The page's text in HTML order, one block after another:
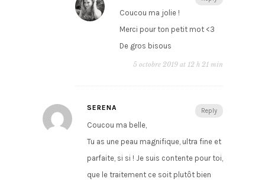
Coucou ma jolie !
Merci pour ton petit mot <3
De gros bisous
5 octobre 2019 at 12 h 21 min
Reply
SERENA
Coucou ma belle,
Tu as une peau magnifique, ultra fine et
parfaite, si si ! Je suis contente pour toi,
que le traitement ce soit plutôt bien